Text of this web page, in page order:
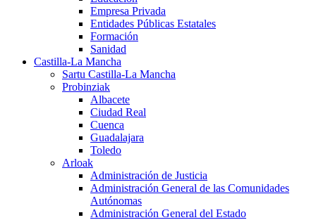
Empresa Privada
Entidades Públicas Estatales
Formación
Sanidad
Castilla-La Mancha
Sartu Castilla-La Mancha
Probinziak
Albacete
Ciudad Real
Cuenca
Guadalajara
Toledo
Arloak
Administración de Justicia
Administración General de las Comunidades
Autónomas
Administración General del Estado